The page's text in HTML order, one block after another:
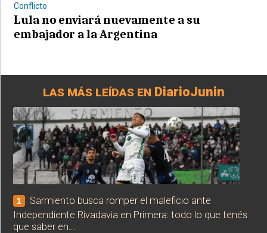
Conflicto
Lula no enviará nuevamente a su
embajador a la Argentina
LAS MÁS LEÍDAS ENDiarioJunin
1
Sarmiento busca romper el maleficio ante
Independiente Rivadavia en Primera: todo lo que tenés
que saber en...